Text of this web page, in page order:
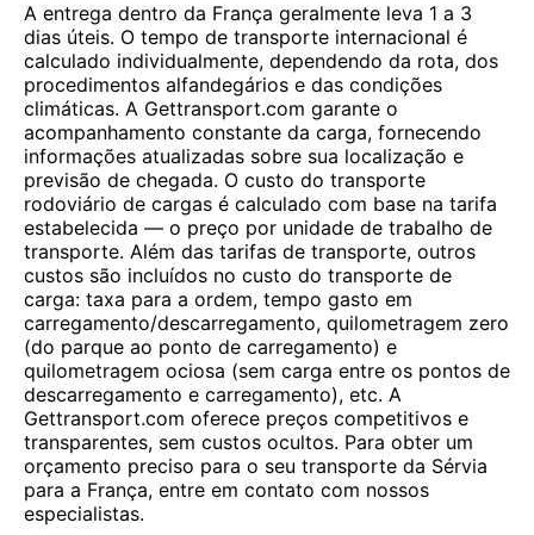
A entrega dentro da França geralmente leva 1 a 3
dias úteis. O tempo de transporte internacional é
calculado individualmente, dependendo da rota, dos
procedimentos alfandegários e das condições
climáticas. A Gettransport.com garante o
acompanhamento constante da carga, fornecendo
informações atualizadas sobre sua localização e
previsão de chegada. O custo do transporte
rodoviário de cargas é calculado com base na tarifa
estabelecida — o preço por unidade de trabalho de
transporte. Além das tarifas de transporte, outros
custos são incluídos no custo do transporte de
carga: taxa para a ordem, tempo gasto em
carregamento/descarregamento, quilometragem zero
(do parque ao ponto de carregamento) e
quilometragem ociosa (sem carga entre os pontos de
descarregamento e carregamento), etc. A
Gettransport.com oferece preços competitivos e
transparentes, sem custos ocultos. Para obter um
orçamento preciso para o seu transporte da Sérvia
para a França, entre em contato com nossos
especialistas.